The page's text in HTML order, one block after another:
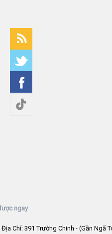
ngay
Chỉ: 391 Trường Chinh - (Gần Ngã